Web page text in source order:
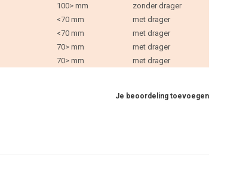
100> mm
zonder drager
<70 mm
met drager
<70 mm
met drager
70> mm
met drager
70> mm met drager
Je beoordeling toevoegen